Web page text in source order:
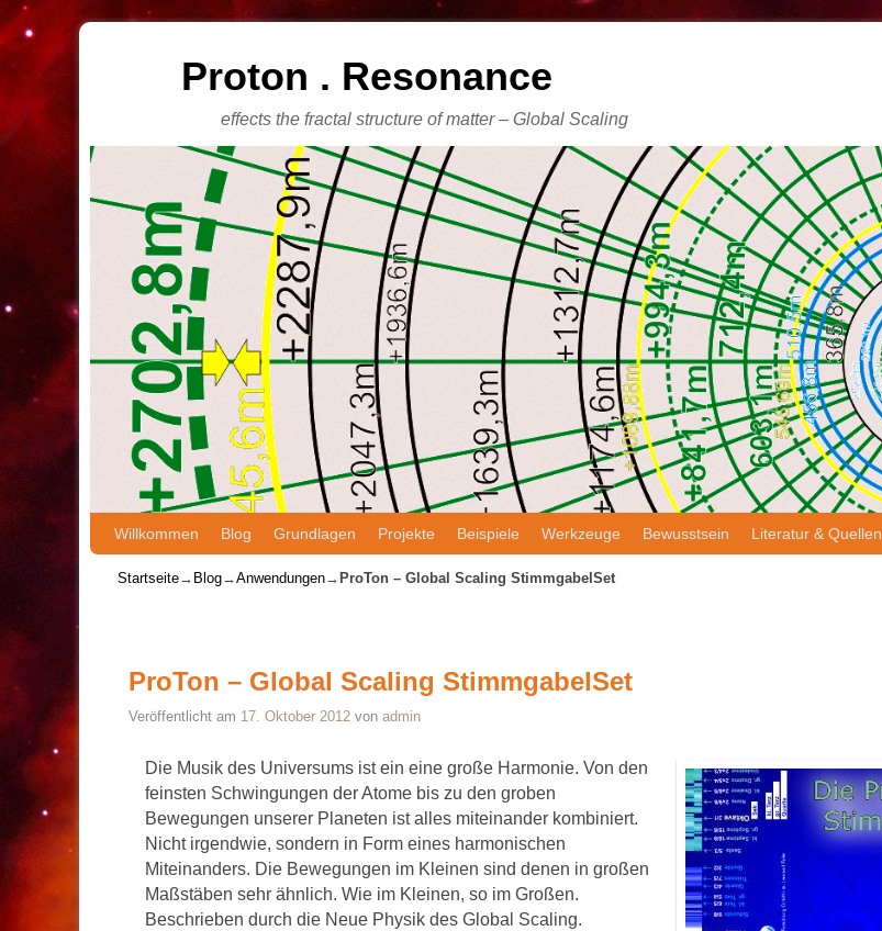
Proton . Resonance
effects the fractal structure of matter – Global Scaling
Zum Inhalt wechseln
Zum sekundären Inhalt wechseln
Willkommen Blog Grundlagen Projekte Beispiele Werkzeuge Bewusstsein Literatur & Quellen
Startseite→ Blog→Anwendungen→ ProTon – Global Scaling StimmgabelSet
ProTon – Global Scaling StimmgabelSet
Veröffentlicht am 17. Oktober 2012 vonadmin
Die Musik des Universums ist ein eine große Harmonie. Von den
feinsten Schwingungen der Atome bis zu den groben
Bewegungen unserer Planeten ist alles miteinander kombiniert.
Nicht irgendwie, sondern in Form eines harmonischen
Miteinanders. Die Bewegungen im Kleinen sind denen in großen
Maßstäben sehr ähnlich. Wie im Kleinen, so im Großen.
Beschrieben durch die Neue Physik des Global Scaling.